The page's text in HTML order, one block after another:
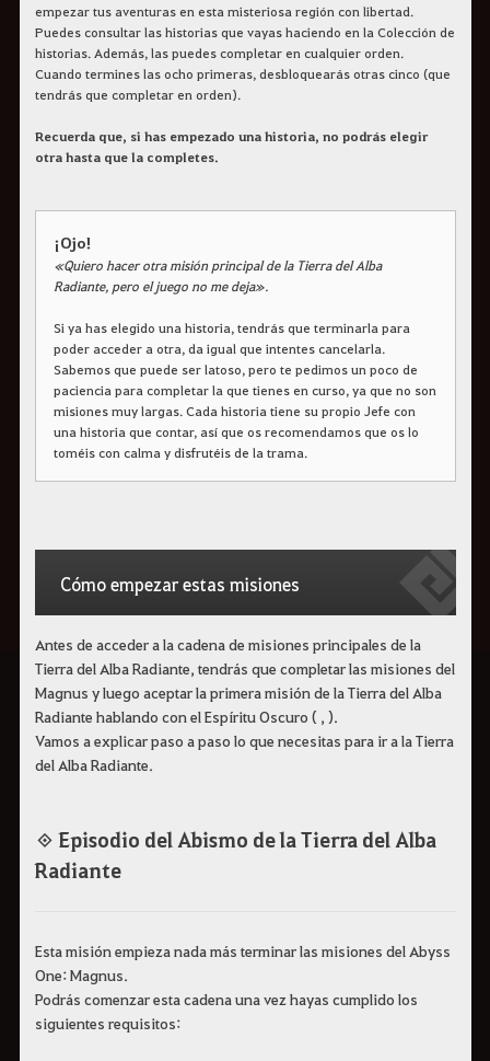
empezar tus aventuras en esta misteriosa región con libertad.
Puedes consultar las historias que vayas haciendo en la Colección de
historias. Además, las puedes completar en cualquier orden.
Cuando termines las ocho primeras, desbloquearás otras cinco (que
tendrás que completar en orden).
Recuerda que, si has empezado una historia, no podrás elegir
otra hasta que la completes.
¡Ojo!
«Quiero hacer otra misión principal de la Tierra del Alba
Radiante, pero el juego no me deja».
Si ya has elegido una historia, tendrás que terminarla para
poder acceder a otra, da igual que intentes cancelarla.
Sabemos que puede ser latoso, pero te pedimos un poco de
paciencia para completar la que tienes en curso, ya que no son
misiones muy largas. Cada historia tiene su propio Jefe con
una historia que contar, así que os recomendamos que os lo
toméis con calma y disfrutéis de la trama.
Cómo empezar estas misiones
Antes de acceder a la cadena de misiones principales de la
Tierra del Alba Radiante, tendrás que completar las misiones del
Magnus y luego aceptar la primera misión de la Tierra del Alba
Radiante hablando con el Espíritu Oscuro ( , ).
Vamos a explicar paso a paso lo que necesitas para ir a la Tierra
del Alba Radiante.
◈ Episodio del Abismo de la Tierra del Alba
Radiante
Esta misión empieza nada más terminar las misiones del Abyss
One: Magnus.
Podrás comenzar esta cadena una vez hayas cumplido los
siguientes requisitos: